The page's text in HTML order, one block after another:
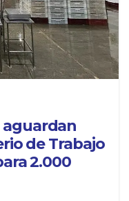
aguardan
de Trabajo
2.000